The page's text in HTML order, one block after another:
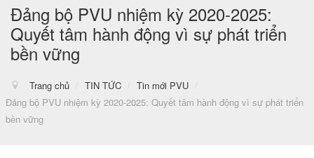
Đảng bộ PVU nhiệm kỳ 2020-2025:
Quyết tâm hành động vì sự phát triển
bền vững
Trang chủ / TIN TỨC / Tin mới PVU
/
Đảng bộ PVU nhiệm kỳ 2020-2025: Quyết tâm hành động vì sự phát triển
bền vững